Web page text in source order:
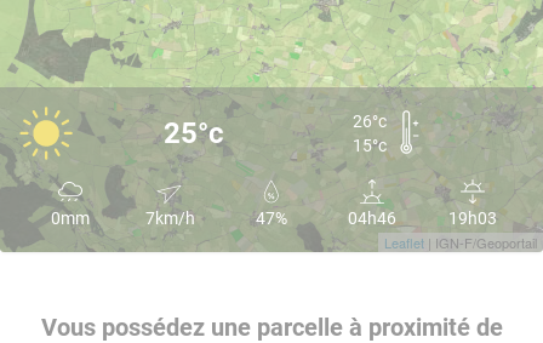
Leaflet | IGN-F/Geoportail
25°c
26°c
15°c
0mm 7km/h 47% 04h46 19h03
Vous possédez une parcelle à proximité de